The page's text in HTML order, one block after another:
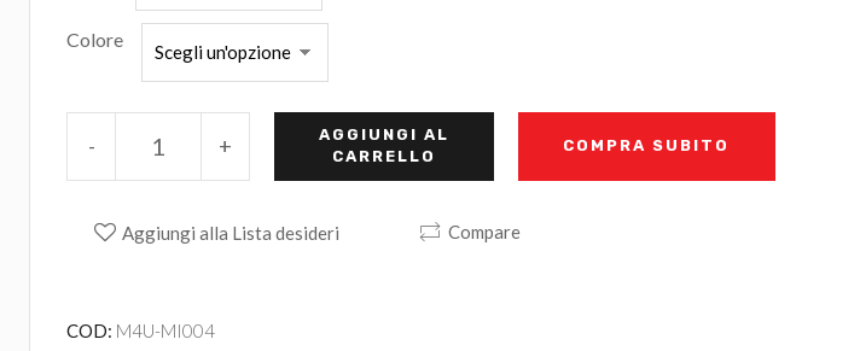
Colore
+
-
AGGIUNGI AL
CARRELLO
COMPRA SUBITO
Aggiungi alla Lista desideri Compare
COD: M4U-MI004